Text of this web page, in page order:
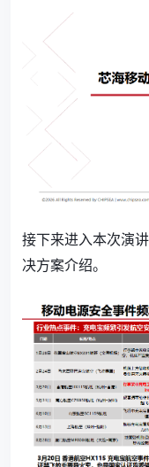
接下来进入本次演
决方案介绍。